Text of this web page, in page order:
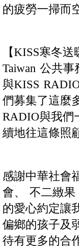
的疲勞一掃而
【KISS寒冬
Taiwan 公共
與KISS
們募集了這麼
RADIO與我們
續地往這條照
感謝中華社會
會、 不二緻果
的愛心約定讓
偏鄉的孩子及
待有更多的合